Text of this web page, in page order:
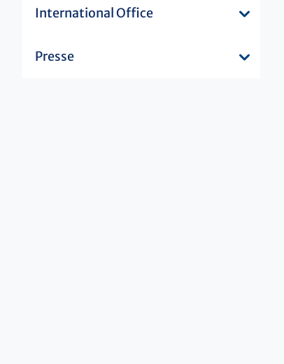
International Office
Presse